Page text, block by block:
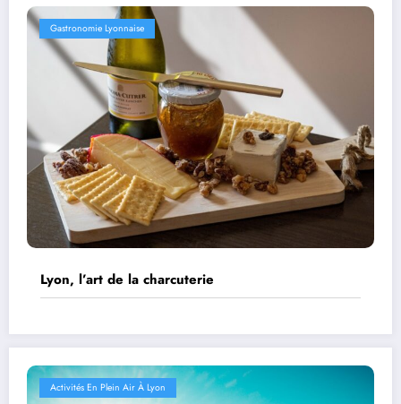
Gastronomie Lyonnaise
Lyon, l’art de la charcuterie
Activités En Plein Air À Lyon